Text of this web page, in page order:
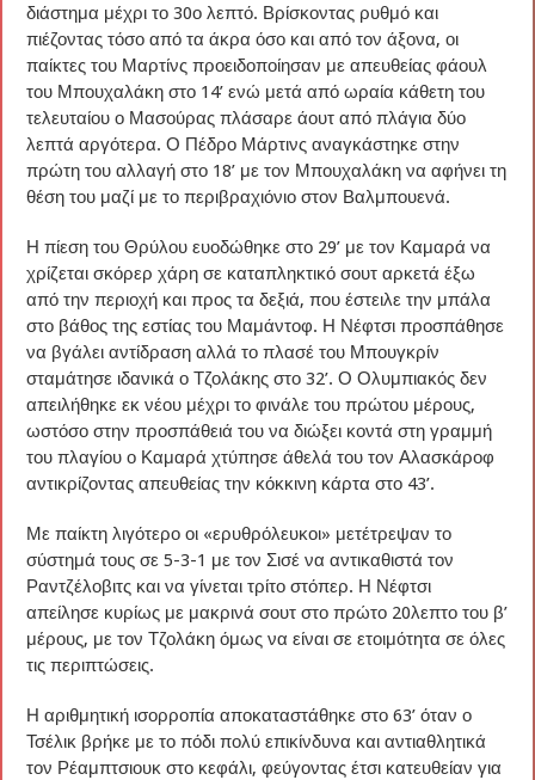
διάστημα μέχρι το 30ο λεπτό. Βρίσκοντας ρυθμό και
πιέζοντας τόσο από τα άκρα όσο και από τον άξονα, οι
παίκτες του Μαρτίνς προειδοποίησαν με απευθείας φάουλ
του Μπουχαλάκη στο 14’ ενώ μετά από ωραία κάθετη του
τελευταίου ο Μασούρας πλάσαρε άουτ από πλάγια δύο
λεπτά αργότερα. Ο Πέδρο Μάρτινς αναγκάστηκε στην
πρώτη του αλλαγή στο 18’ με τον Μπουχαλάκη να αφήνει τη
θέση του μαζί με το περιβραχιόνιο στον Βαλμπουενά.
Η πίεση του Θρύλου ευοδώθηκε στο 29’ με τον Καμαρά να
χρίζεται σκόρερ χάρη σε καταπληκτικό σουτ αρκετά έξω
από την περιοχή και προς τα δεξιά, που έστειλε την μπάλα
στο βάθος της εστίας του Μαμάντοφ. Η Νέφτσι προσπάθησε
να βγάλει αντίδραση αλλά το πλασέ του Μπουγκρίν
σταμάτησε ιδανικά ο Τζολάκης στο 32’. Ο Ολυμπιακός δεν
απειλήθηκε εκ νέου μέχρι το φινάλε του πρώτου μέρους,
ωστόσο στην προσπάθειά του να διώξει κοντά στη γραμμή
του πλαγίου ο Καμαρά χτύπησε άθελά του τον Αλασκάροφ
αντικρίζοντας απευθείας την κόκκινη κάρτα στο 43’.
Με παίκτη λιγότερο οι «ερυθρόλευκοι» μετέτρεψαν το
σύστημά τους σε 5-3-1 με τον Σισέ να αντικαθιστά τον
Ραντζέλοβιτς και να γίνεται τρίτο στόπερ. Η Νέφτσι
απείλησε κυρίως με μακρινά σουτ στο πρώτο 20λεπτο του β’
μέρους, με τον Τζολάκη όμως να είναι σε ετοιμότητα σε όλες
τις περιπτώσεις.
Η αριθμητική ισορροπία αποκαταστάθηκε στο 63’ όταν ο
Τσέλικ βρήκε με το πόδι πολύ επικίνδυνα και αντιαθλητικά
τον Ρέαμπτσιουκ στο κεφάλι, φεύγοντας έτσι κατευθείαν για